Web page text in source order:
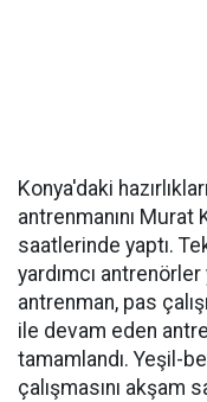
Konya'daki
antrenmanını
saatlerinde yaptı.
yardımcı
antrenman, pas
ile devam eden
tamamlandı. Yeşil-
çalışmasını akşam